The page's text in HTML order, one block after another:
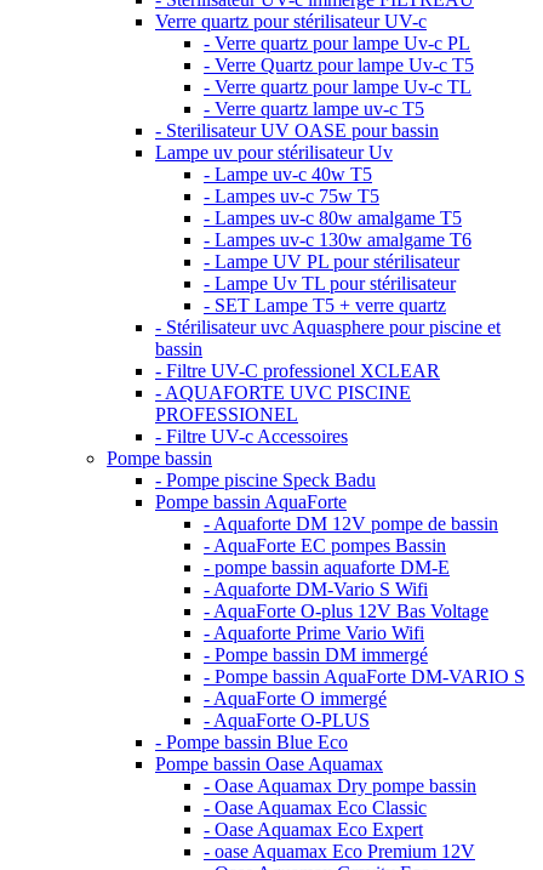
Verre quartz pour stérilisateur UV-c
- Verre quartz pour lampe Uv-c PL
- Verre Quartz pour lampe Uv-c T5
- Verre quartz pour lampe Uv-c TL
- Verre quartz lampe uv-c T5
- Sterilisateur UV OASE pour bassin
Lampe uv pour stérilisateur Uv
- Lampe uv-c 40w T5
- Lampes uv-c 75w T5
- Lampes uv-c 80w amalgame T5
- Lampes uv-c 130w amalgame T6
- Lampe UV PL pour stérilisateur
- Lampe Uv TL pour stérilisateur
- SET Lampe T5 + verre quartz
- Stérilisateur uvc Aquasphere pour piscine et
bassin
- Filtre UV-C professionel XCLEAR
- AQUAFORTE UVC PISCINE
PROFESSIONEL
- Filtre UV-c Accessoires
Pompe bassin
- Pompe piscine Speck Badu
Pompe bassin AquaForte
- Aquaforte DM 12V pompe de bassin
- AquaForte EC pompes Bassin
- pompe bassin aquaforte DM-E
- Aquaforte DM-Vario S Wifi
- AquaForte O-plus 12V Bas Voltage
- Aquaforte Prime Vario Wifi
- Pompe bassin DM immergé
- Pompe bassin AquaForte DM-VARIO S
- AquaForte O immergé
- AquaForte O-PLUS
- Pompe bassin Blue Eco
Pompe bassin Oase Aquamax
- Oase Aquamax Dry pompe bassin
- Oase Aquamax Eco Classic
- Oase Aquamax Eco Expert
- oase Aquamax Eco Premium 12V